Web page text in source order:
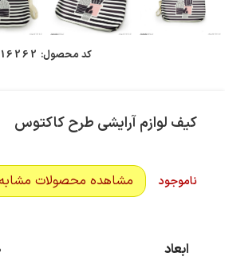
کد محصول: 16262
کیف لوازم آرایشی طرح کاکتوس
ناموجود مشاهده محصولات
ابعاد